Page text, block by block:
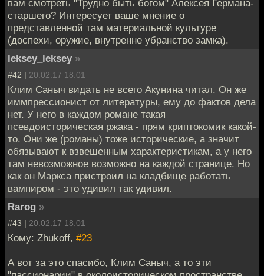
вам смотреть "Трудно быть богом" Алексея Германа-
старшего? Интересует ваше мнение о
представленной там материальной культуре
(доспехи, оружие, внутренне убранство замка).
leksey_leksey »
#42 | 20.02.17 18:01
Клим Саныч видать не всего Акунина читал. Он же
иммпрессионист от литературы, ему до фактов дела
нет. У него в каждом романе такая
псевдоисторическая ржака - прям криптокомик какой-
то. Они же (романы) тоже исторические, а значит
обязывают к взвешенным характеристикам, а у него
там невозможное возможно на каждой странице. Но
как он Маркса пристроил на кладбище работать
вампиром - это удивил так удивил.
Rarog »
#43 | 20.02.17 18:01
Кому: Zhukoff, #23
А вот за это спасибо, Клим Саныч, а то эти